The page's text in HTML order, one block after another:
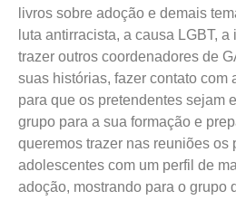
livros sobre adoção e demais
luta antirracista, a causa LGBT,
trazer outros coordenadores de
suas histórias, fazer contato com
para que os pretendentes sejam
grupo para a sua formação e
queremos trazer nas reuniões os
adolescentes com um perfil de
adoção, mostrando para o grupo